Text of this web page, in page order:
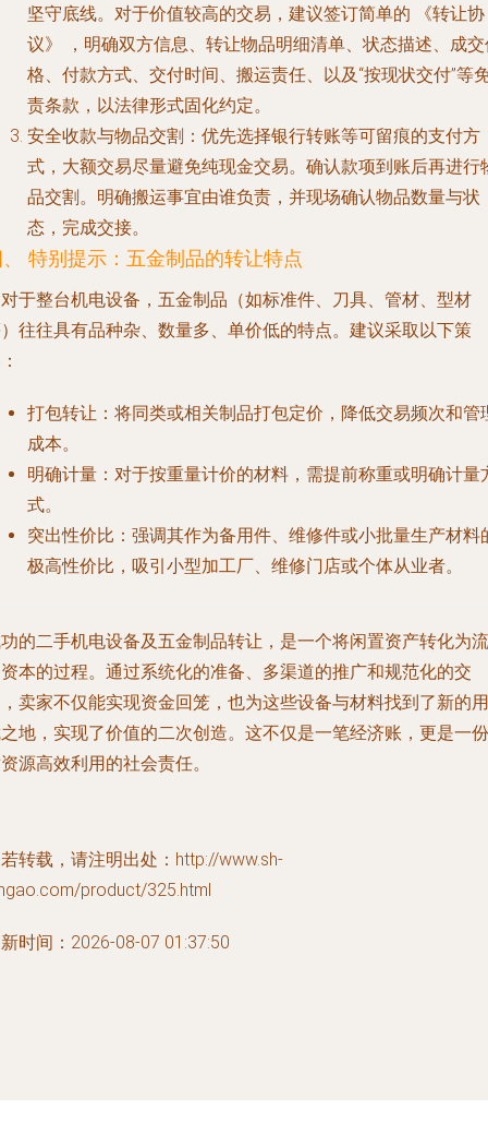
坚守底线。对于价值较高的交易，建议签订简单的
《转让协
议》
，明确双方信息、转让物品明细清单、状态描述、成
格、付款方式、交付时间、搬运责任、以及“按现状交付”等
责条款，以法律形式固化约定。
安全收款与物品交割 ：优先选择银行转账等可留痕的支付方
式，大额交易尽量避免纯现金交易。确认款项到账后再进行
品交割。明确搬运事宜由谁负责，并现场确认物品数量与状
态，完成交接。
特别提示：五金制品的转让特点
于整台机电设备，五金制品（如标准件、刀具、管材、型材
往往具有品种杂、数量多、单价低的特点。建议采取以下策
打包转让 ：将同类或相关制品打包定价，降低交易频次和管
成本。
明确计量 ：对于按重量计价的材料，需提前称重或明确计量
式。
突出性价比 ：强调其作为备用件、维修件或小批量生产材料
极高性价比，吸引小型加工厂、维修门店或个体从业者。
的二手机电设备及五金制品转让，是一个将闲置资产转化为流
本的过程。通过系统化的准备、多渠道的推广和规范化的交
卖家不仅能实现资金回笼，也为这些设备与材料找到了新的用
地，实现了价值的二次创造。这不仅是一笔经济账，更是一份
源高效利用的社会责任。
转载，请注明出处：http://www.sh-
product/325.html
时间：2026-08-07 01:37:50